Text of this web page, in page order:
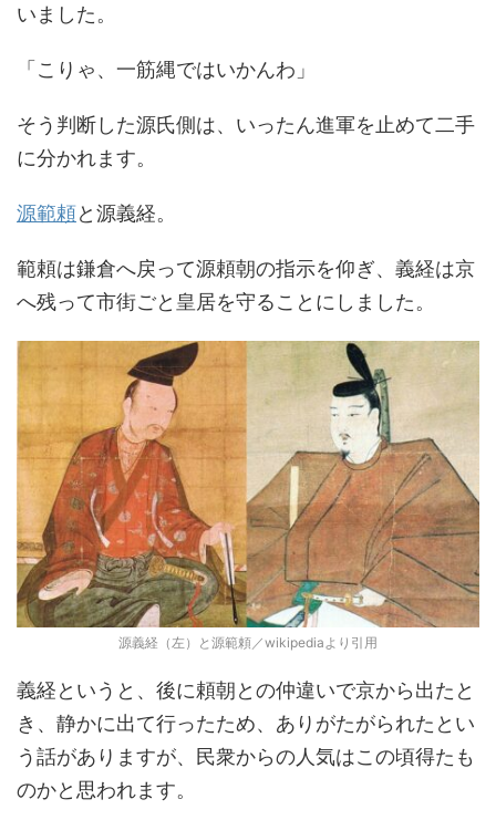
いました。
「こりゃ、一筋縄ではいかんわ」
そう判断した源氏側は、いったん進軍を止めて二手
に分かれます。
源範頼と源義経。
範頼は鎌倉へ戻って源頼朝の指示を仰ぎ、義経は京
へ残って市街ごと皇居を守ることにしました。
源義経（左）と源範頼／wikipediaより引用
義経というと、後に頼朝との仲違いで京から出たと
き、静かに出て行ったため、ありがたがられたとい
う話がありますが、民衆からの人気はこの頃得たも
のかと思われます。